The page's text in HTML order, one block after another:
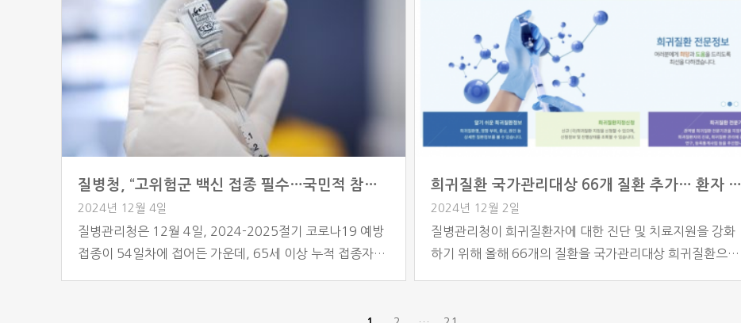
법을 제시해 주목을 끌고 있다. 질병관리청 국립보건연구원
내분비·신장질환연구과 연구팀은 비타민D가 노인의 근육
기능에 미치는 효과를 국제 학술지 […]
로 사용해 제조한 전혈, 농축적혈구 등 혈액제제는 피해구제
급여 지급 대상에서 제외된다. 식약처는 해당 혈액제제가 이
미 ‘혈액관리법’을 통해 별도로 보상 규정이 마련돼 […]
질병청, “고위험군 백신 접종 필수…국민적 참여 필요”
2024년 12월 4일
질병관리청은 12월 4일, 2024-2025절기 코로나19 예방
접종이 54일차에 접어든 가운데, 65세 이상 누적 접종자가
다. 이번 절기의 접종률 증가 배경에는 코로나19와 인플루
희귀질환 국가관리대상 66개 질환 추가… 환자 부담 크게 경감
2024년 12월 2일
질병관리청이 희귀질환자에 대한 진단 및 치료지원을 강화
하기 위해 올해 66개의 질환을 국가관리대상 희귀질환으로
터 희귀질환 헬프라인 누리집을 통해 매년 신규 질환 신청을